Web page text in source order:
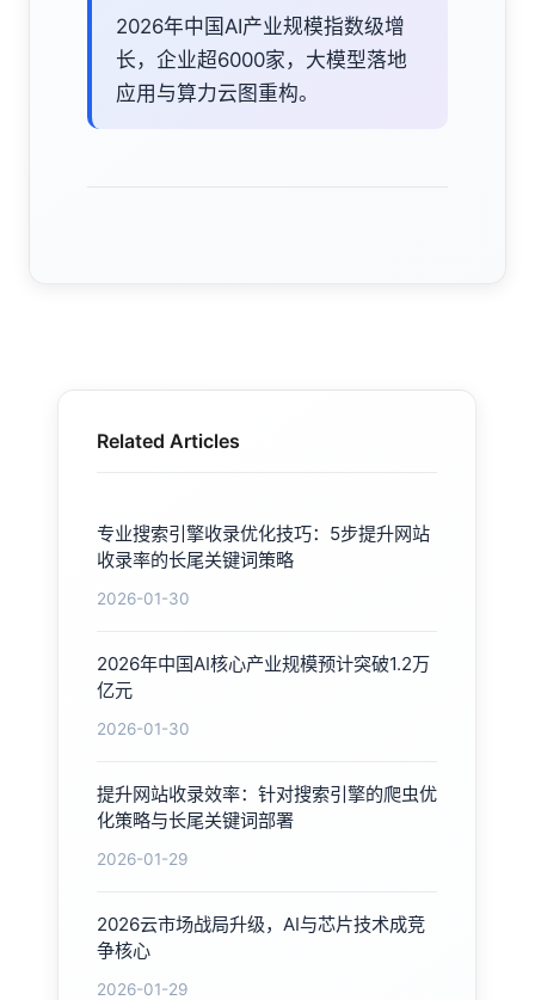
2026年中国AI产业规模指数级增
长，企业超6000家，大模型落地
应用与算力云图重构。
Related Articles
专业搜索引擎收录优化技巧：5步提升网站
收录率的长尾关键词策略
2026-01-30
2026年中国AI核心产业规模预计突破1.2万
亿元
2026-01-30
提升网站收录效率：针对搜索引擎的爬虫优
化策略与长尾关键词部署
2026-01-29
2026云市场战局升级，AI与芯片技术成竞
争核心
2026-01-29